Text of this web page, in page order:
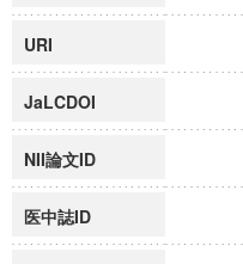
URI
JaLCDOI
NII論文ID
医中誌ID